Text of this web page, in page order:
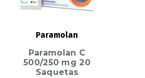
Paramolan
Paramolan C
500/250 mg 20
Saquetas